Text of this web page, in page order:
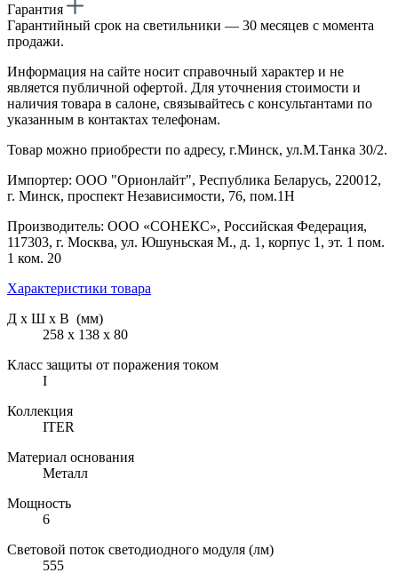
Гарантия
Гарантийный срок на светильники — 30 месяцев с момента
продажи.
Информация на сайте носит справочный характер и не
является публичной офертой. Для уточнения стоимости и
наличия товара в салоне, связывайтесь с консультантами по
указанным в контактах телефонам.
Товар можно приобрести по адресу, г.Минск, ул.М.Танка 30/2.
Импортер: ООО "Орионлайт", Республика Беларусь, 220012,
г. Минск, проспект Независимости, 76, пом.1Н
Производитель: ООО «СОНЕКС», Российская Федерация,
117303, г. Москва, ул. Юшуньская М., д. 1, корпус 1, эт. 1 пом.
1 ком. 20
Характеристики товара
Д х Ш х В (мм)
258 х 138 х 80
Класс защиты от поражения током
I
Коллекция
ITER
Материал основания
Металл
Мощность
6
Световой поток светодиодного модуля (лм)
555